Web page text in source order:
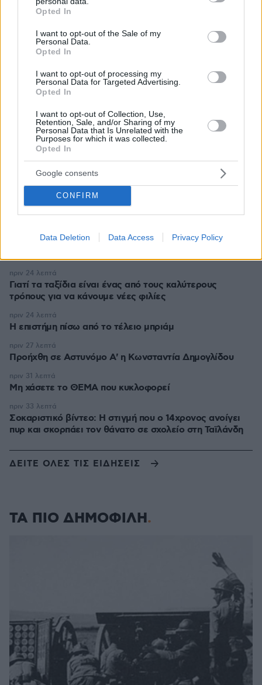
grant or deny consent to Google and its third-party tags to
use your data for below specified purposes in below Google
consent section.
Opted In
I want to opt-out of the Sale of my
Personal Data.
Opted In
I want to opt-out of processing my
Personal Data for Targeted Advertising.
Opted In
I want to opt-out of Collection, Use,
Retention, Sale, and/or Sharing of my
Personal Data that Is Unrelated with the
Purposes for which it was collected.
Opted In
Google consents
CONFIRM
Data Deletion Data Access Privacy Policy
Ειδήσεις
«Πέτρο, πότε θα κατέβεις στο νησί;»: Η Σίφνος του
πριν 4 λεπτά
Γιατί δεν μέτρησε το γκολ του Μύθου μετά το χαμένο
σύμφωνα με τον νέο κανονισμό
πριν 6 λεπτά
Σε 57χρονη γυναίκα ανήκει η σορός στον Λυκαβηττό,
από πτώση ο θάνατος
πριν 17 λεπτά
Ένας γιατρός δίνει 5 απλές συμβουλές που χαρίζουν
υγεία μετά τα 50
πριν 21 λεπτά
Αντόνιο Μπαντέρας: Ήξερα ότι δεν θα πέρναγα όλη μου
τη ζωή στο Χόλιγουντ, δεν ήταν γραφτό να βρίσκομαι
Γιατί τα ταξίδια είναι ένας από τους καλύτερους
τρόπους για να κάνουμε νέες φιλίες
πριν 24 λεπτά
Η επιστήμη πίσω από το τέλειο μπριάμ
πριν 24 λεπτά
Προήχθη σε Αστυνόμο Α' η Κωνσταντία Δημογλίδου
πριν 27 λεπτά
Μη χάσετε το ΘΕΜΑ που κυκλοφορεί
πριν 31 λεπτά
Σοκαριστικό βίντεο: Η στιγμή που ο 14χρονος ανοίγει
πυρ και σκορπάει τον θάνατο σε σχολείο στη Ταϊλάνδη
πριν 33 λεπτά
ΔΕΙΤΕ ΟΛΕΣ ΤΙΣ ΕΙΔΗΣΕΙΣ
ΤΑ ΠΙΟ ΔΗΜΟΦΙΛΗ